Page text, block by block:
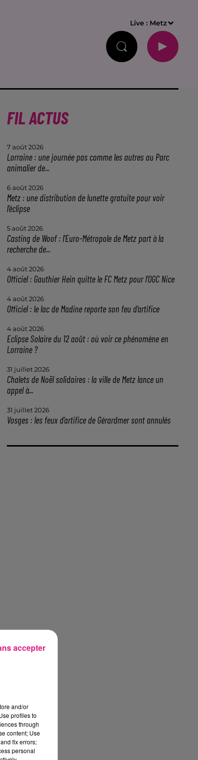
Live : Metz
FIL ACTUS
7 août 2026
Lorraine : une journée pas comme les autres au Parc
animalier de...
6 août 2026
Metz : une distribution de lunette gratuite pour voir
l’éclipse
5 août 2026
Casting de Woof : l'Euro-Métropole de Metz part à la
recherche de...
4 août 2026
Officiel : Gauthier Hein quitte le FC Metz pour l'OGC Nice
4 août 2026
Officiel : le lac de Madine reporte son feu d’artifice
4 août 2026
Eclipse Solaire du 12 août : où voir ce phénomène en
Lorraine ?
31 juillet 2026
Chalets de Noël solidaires : la ville de Metz lance un
appel à...
31 juillet 2026
Vosges : les feux d’artifice de Gérardmer sont annulés
and/or
profiles to
through
content; Use
fix errors;
personal
accepter